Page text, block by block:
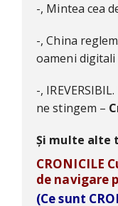
-, Mintea cea
-, China
oameni digitali
-,
ne stingem –
Și multe
CRONICILE
de navigare
(Ce sunt